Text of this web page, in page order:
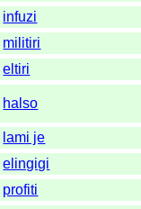
infuzi
militiri
eltiri
halso
lami je
elingigi
profiti